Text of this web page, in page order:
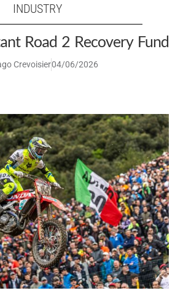
INDUSTRY
Road 2 Recovery Fund
Crevoisier04/06/2026